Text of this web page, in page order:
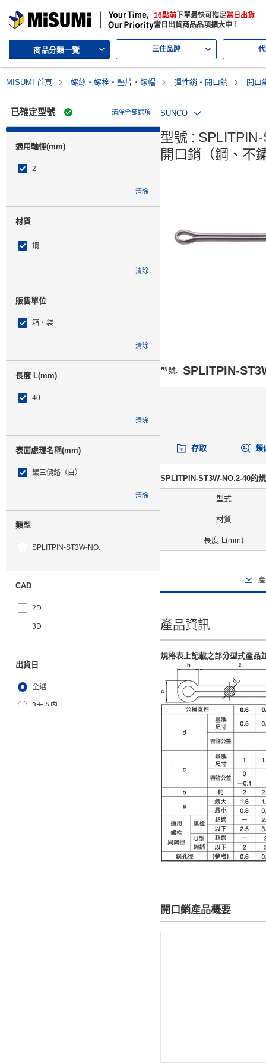
MISUMI | Your Time, Our Priority 16點前 下單最快可指定當日出貨
當日出貨商品品項擴大中！
商品分類一覽 三住品牌
MISUMI 首頁 螺絲・螺栓・墊片・螺帽 彈性銷・開口銷 開口
已確定型號 清除全部選項
適用軸徑(mm)
2
清除
材質
鋼
清除
販售單位
箱・袋
清除
長度 L(mm)
40
清除
表面處理名稱(mm)
鍍三價鉻（白）
清除
類型
SPLITPIN-ST3W-NO.
CAD
2D
3D
出貨日
全選
3天以内
SUNCO
型號 :
開口銷（鋼、不
型號: SPLITPIN-
存取 類
SPLITPIN-ST3W-NO.2-40的
型式
材質
長度 L(mm)
產品資訊
規格表上記載之部分型式產品
開口銷產品概要